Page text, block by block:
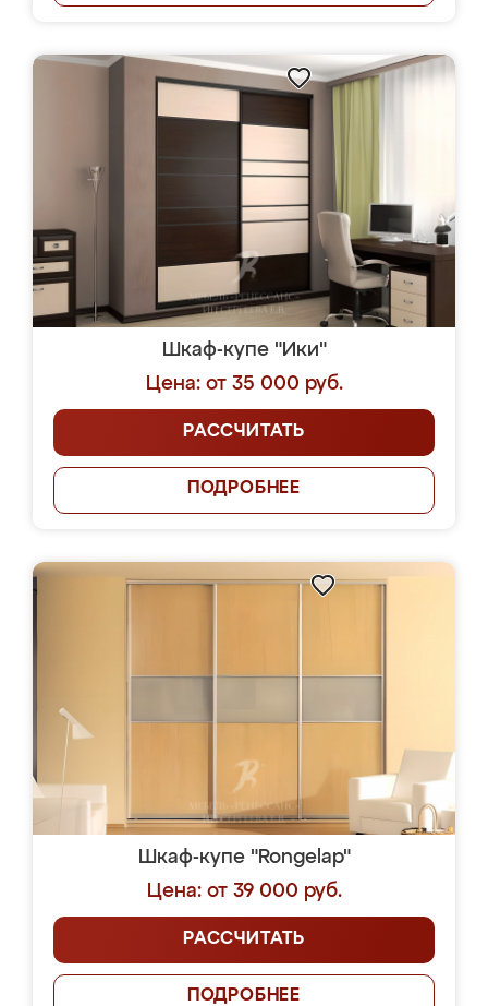
Шкаф-купе "Ики"
Цена: от 35 000 руб.
РАССЧИТАТЬ
ПОДРОБНЕЕ
Шкаф-купе "Rongelap"
Цена: от 39 000 руб.
РАССЧИТАТЬ
ПОДРОБНЕЕ